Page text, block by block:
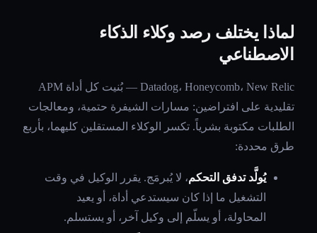
لماذا يختلف رصد وكلاء الذكاء
الاصطناعي
Datadog، Honeycomb، New Relic — بُنيت كل أداة APM
تقليدية على افتراضين: مسارات الشيفرة حتمية، ومعالجات
الطلبات مكتوبة بشرياً. تكسر الوكلاء المستقلين كليهما، بأربع
طرق محددة:
يُولَّد تدفق التحكم، لا يُبرمَج. يقرر الوكيل في وقت
التشغيل ما إذا كان سيستدعي أداة، أو يعيد
المحاولة، أو يسلّم إلى وكيل آخر، أو يستسلم.